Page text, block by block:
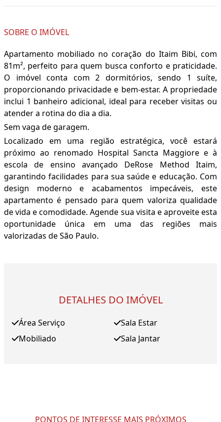
SOBRE O IMÓVEL
Apartamento mobiliado no coração do Itaim Bibi, com
81m², perfeito para quem busca conforto e praticidade.
O imóvel conta com 2 dormitórios, sendo 1 suíte,
proporcionando privacidade e bem-estar. A propriedade
inclui 1 banheiro adicional, ideal para receber visitas ou
atender a rotina do dia a dia.
Sem vaga de garagem.
Localizado em uma região estratégica, você estará
próximo ao renomado Hospital Sancta Maggiore e à
escola de ensino avançado DeRose Method Itaim,
garantindo facilidades para sua saúde e educação. Com
design moderno e acabamentos impecáveis, este
apartamento é pensado para quem valoriza qualidade
de vida e comodidade. Agende sua visita e aproveite esta
oportunidade única em uma das regiões mais
valorizadas de São Paulo.
DETALHES DO IMÓVEL
Área Serviço
Mobiliado
Sala Estar
Sala Jantar
PONTOS DE INTERESSE MAIS PRÓXIMOS